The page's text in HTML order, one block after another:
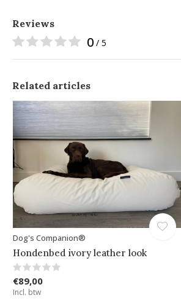
Reviews
0 / 5
Related articles
Dog's Companion®
Hondenbed ivory leather look
€89,00
Incl. btw